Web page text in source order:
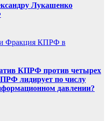
Лукашенко
Фракция КПРФ в
КПРФ против четырех
лидирует по числу
давлении?